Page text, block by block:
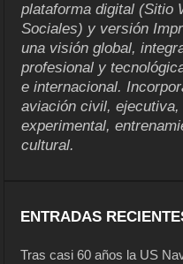
plataforma digital (Sitio
Sociales) y versión
una visión global,
profesional y
e internacional.
aviación civil,
experimental,
cultural.
ENTRADAS
Tras casi 60 años la US